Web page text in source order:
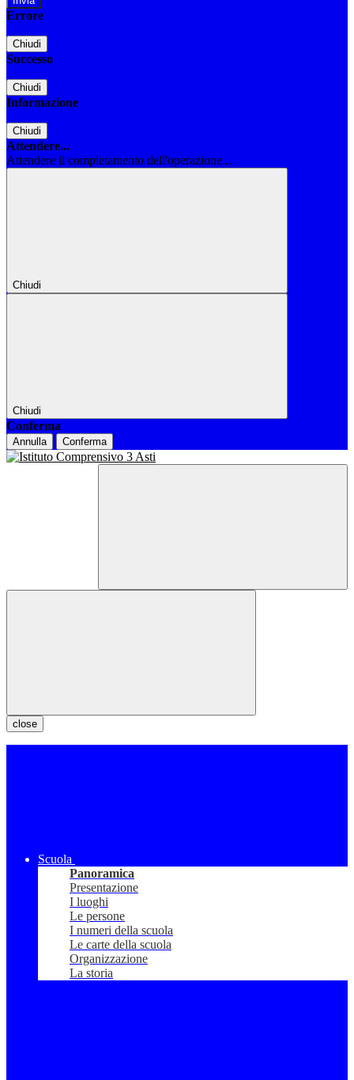
Errore
Chiudi
Successo
Chiudi
Informazione
Chiudi
Attendere...
Attendere il completamento dell'operazione...
Chiudi
Chiudi
Conferma
Annulla Conferma
close
Scuola
Panoramica
Presentazione
I luoghi
Le persone
I numeri della scuola
Le carte della scuola
Organizzazione
La storia